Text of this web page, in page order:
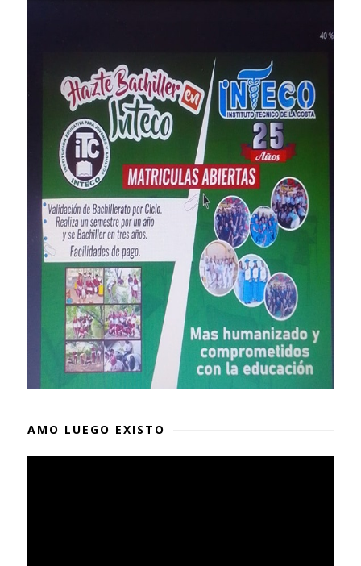
AMO LUEGO EXISTO